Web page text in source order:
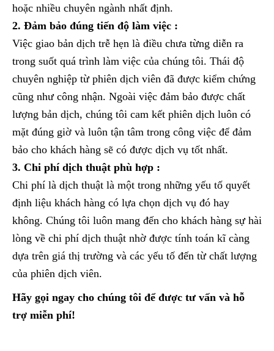
hoặc nhiều chuyên ngành nhất định.
2. Đảm bảo đúng tiến độ làm việc :
Việc giao bản dịch trễ hẹn là điều chưa từng diễn ra
trong suốt quá trình làm việc của chúng tôi. Thái độ
chuyên nghiệp từ phiên dịch viên đã được kiểm chứng
cũng như công nhận. Ngoài việc đảm bảo được chất
lượng bản dịch, chúng tôi cam kết phiên dịch luôn có
mặt đúng giờ và luôn tận tâm trong công việc để đảm
bảo cho khách hàng sẽ có được dịch vụ tốt nhất.
3. Chi phí dịch thuật phù hợp :
Chi phí là dịch thuật là một trong những yếu tố quyết
định liệu khách hàng có lựa chọn dịch vụ đó hay
không. Chúng tôi luôn mang đến cho khách hàng sự hài
lòng về chi phí dịch thuật nhờ được tính toán kĩ càng
dựa trên giá thị trường và các yếu tố đến từ chất lượng
của phiên dịch viên.
Hãy gọi ngay cho chúng tôi để được tư vấn và hỗ
trợ miễn phí!